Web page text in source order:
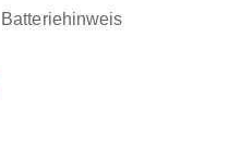
Batteriehinweis